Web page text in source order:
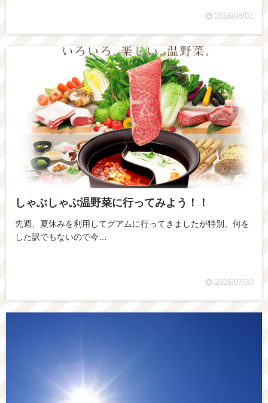
2016/08/02
しゃぶしゃぶ温野菜に行ってみよう！！
先週、夏休みを利用してグアムに行ってきましたが特別、何を
した訳でもないので今…
2016/07/30